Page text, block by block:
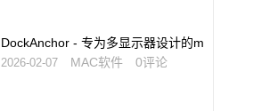
DockAnchor - 专为多显示器设计的m
acOS Dock固定工具
2026-02-07 MAC软件 0评论